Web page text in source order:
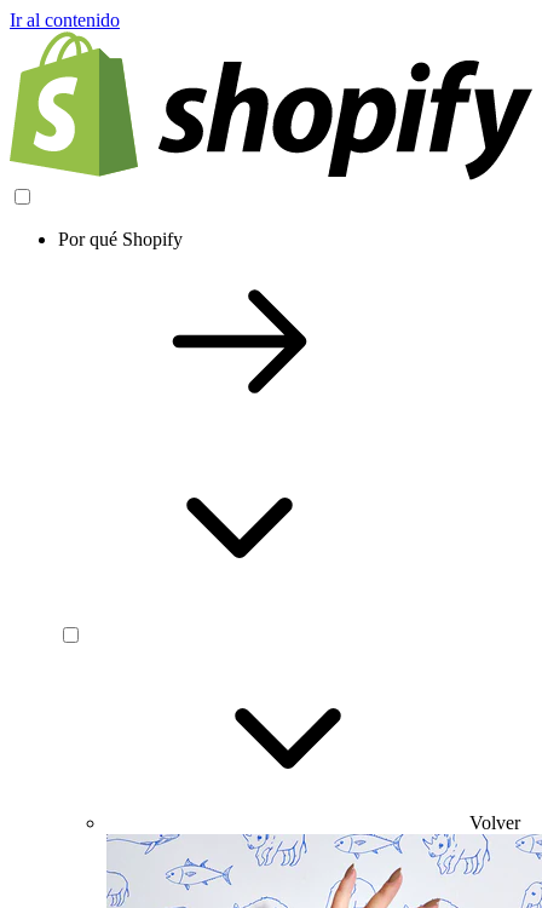
Ir al contenido
Por qué Shopify
Volver